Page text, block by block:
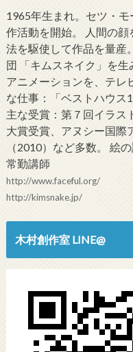
1965年生まれ。セツ・
作活動を開始。 人間の
法を駆使して作品を量産
団 「キムスネイク」を
アニメーションを、テレ
な仕事：「ベストハウス
主な受賞：第７回イラス
大賞受賞、アヌシー国際
（2010）など多数。 絵
常勤講師
http://www.faceful.org/
http://kimsnake.jp/
木村創作室 LINE@